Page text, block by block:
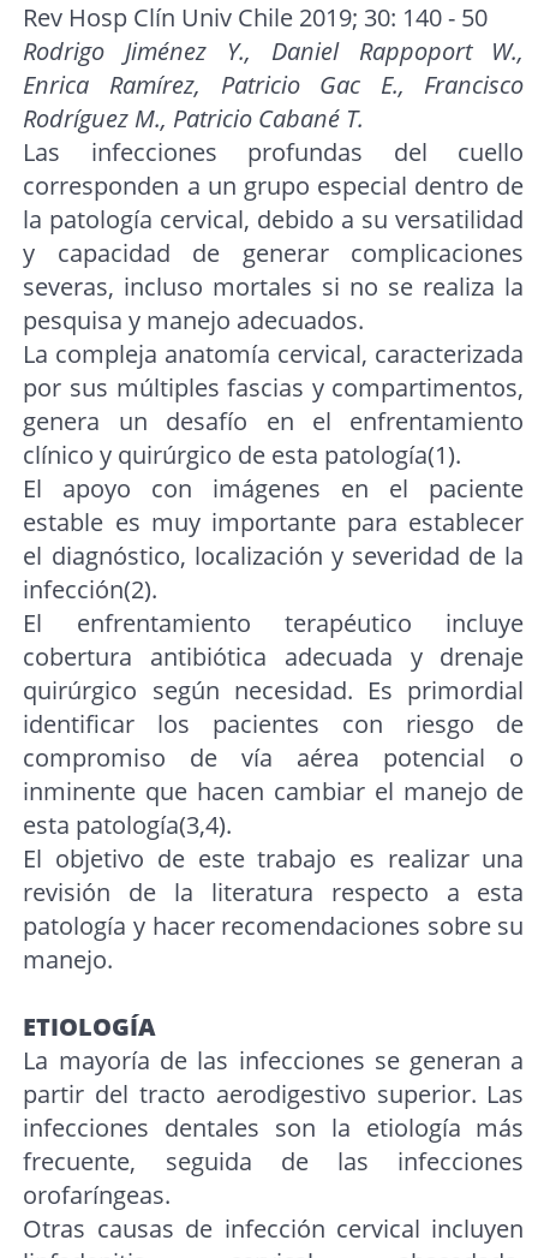
Rev Hosp Clín Univ Chile 2019; 30: 140 - 50
Rodrigo Jiménez Y., Daniel Rappoport W.,
Enrica Ramírez, Patricio Gac E., Francisco
Rodríguez M., Patricio Cabané T.
Las infecciones profundas del cuello
corresponden a un grupo especial dentro de
la patología cervical, debido a su versatilidad
y capacidad de generar complicaciones
severas, incluso mortales si no se realiza la
pesquisa y manejo adecuados.
La compleja anatomía cervical, caracterizada
por sus múltiples fascias y compartimentos,
genera un desafío en el enfrentamiento
clínico y quirúrgico de esta patología(1).
El apoyo con imágenes en el paciente
estable es muy importante para establecer
el diagnóstico, localización y severidad de la
infección(2).
El enfrentamiento terapéutico incluye
cobertura antibiótica adecuada y drenaje
quirúrgico según necesidad. Es primordial
identificar los pacientes con riesgo de
compromiso de vía aérea potencial o
inminente que hacen cambiar el manejo de
esta patología(3,4).
El objetivo de este trabajo es realizar una
revisión de la literatura respecto a esta
patología y hacer recomendaciones sobre su
manejo.
ETIOLOGÍA
La mayoría de las infecciones se generan a
partir del tracto aerodigestivo superior. Las
infecciones dentales son la etiología más
frecuente, seguida de las infecciones
orofaríngeas.
Otras causas de infección cervical incluyen